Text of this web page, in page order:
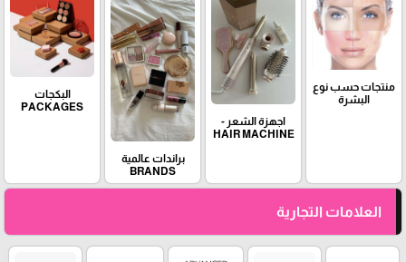
منتجات حسب نوع
البشرة
اجهزة الشعر -
HAIR MACHINE
براندات عالمية
BRANDS
البكجات
PACKAGES
العلامات التجارية